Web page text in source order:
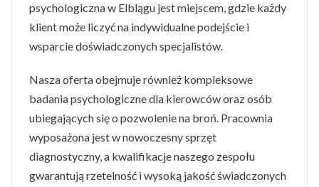
psychologiczna w Elblągu jest miejscem, gdzie każdy
klient może liczyć na indywidualne podejście i
wsparcie doświadczonych specjalistów.
Nasza oferta obejmuje również kompleksowe
badania psychologiczne dla kierowców oraz osób
ubiegających się o pozwolenie na broń. Pracownia
wyposażona jest w nowoczesny sprzęt
diagnostyczny, a kwalifikacje naszego zespołu
gwarantują rzetelność i wysoką jakość świadczonych